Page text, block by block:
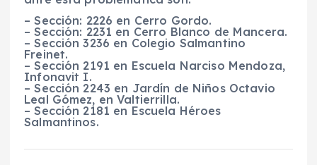
– Sección: 2226 en Cerro Gordo.
– Sección: 2231 en Cerro Blanco de Mancera.
– Sección 3236 en Colegio Salmantino
Freinet.
– Sección 2191 en Escuela Narciso Mendoza,
Infonavit I.
– Sección 2243 en Jardín de Niños Octavio
Leal Gómez, en Valtierrilla.
– Sección 2181 en Escuela Héroes
Salmantinos.